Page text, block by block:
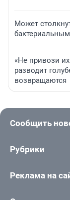
Может
«Не привози
разводит
возвращаются
Сообщить
Рубрики
Реклама на